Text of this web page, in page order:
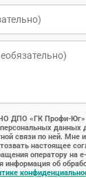
ДПО «ГК Профи-Юг»
данных
связи по ней. Мне
настоящее
оператору на
информация об